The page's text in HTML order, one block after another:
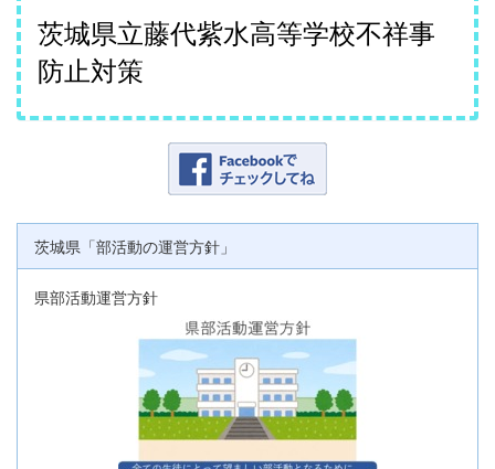
茨城県立藤代紫水高等学校不祥事
防止対策
茨城県「部活動の運営方針」
県部活動運営方針